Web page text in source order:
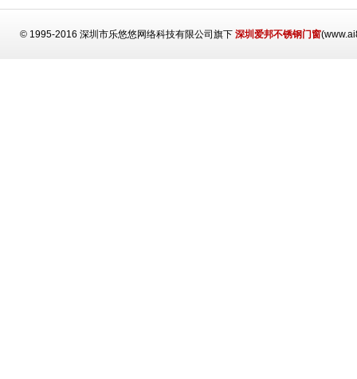
© 1995-2016 深圳市乐悠悠网络科技有限公司旗下深圳爱邦不锈钢门窗